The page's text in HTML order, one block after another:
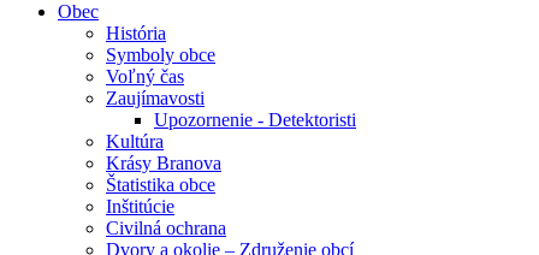
Obec
História
Symboly obce
Voľný čas
Zaujímavosti
Upozornenie - Detektoristi
Kultúra
Krásy Branova
Štatistika obce
Inštitúcie
Civilná ochrana
Dvory a okolie – Združenie obcí